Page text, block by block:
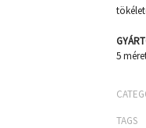
5
TAGS